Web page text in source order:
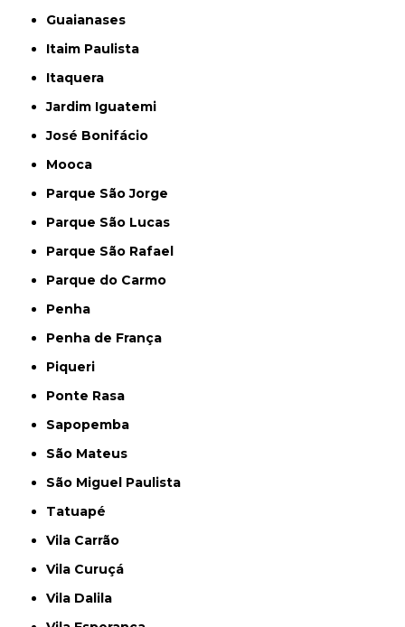
Guaianases
Itaim Paulista
Itaquera
Jardim Iguatemi
José Bonifácio
Mooca
Parque São Jorge
Parque São Lucas
Parque São Rafael
Parque do Carmo
Penha
Penha de França
Piqueri
Ponte Rasa
Sapopemba
São Mateus
São Miguel Paulista
Tatuapé
Vila Carrão
Vila Curuçá
Vila Dalila